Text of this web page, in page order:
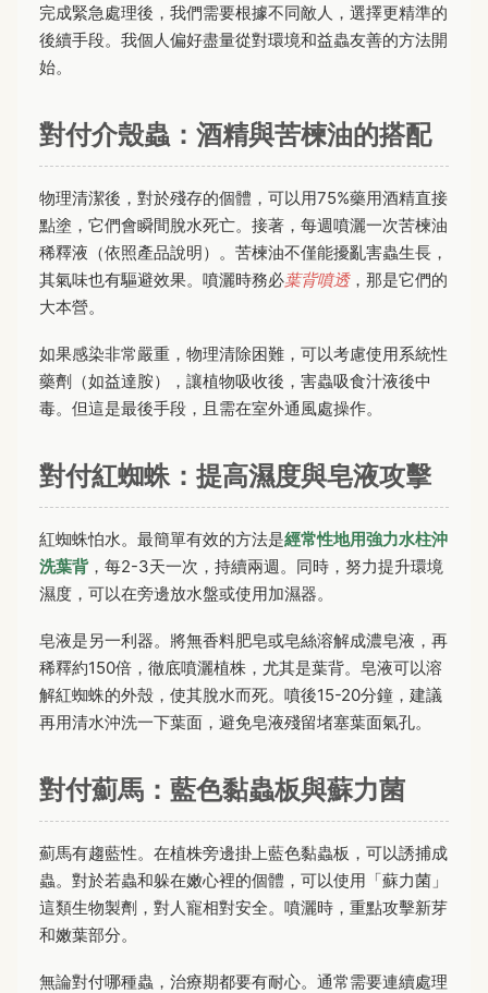
完成緊急處理後，我們需要根據不同敵人，選擇更精準的
後續手段。我個人偏好盡量從對環境和益蟲友善的方法開
始。
對付介殼蟲：酒精與苦楝油的搭配
物理清潔後，對於殘存的個體，可以用75%藥用酒精直接
點塗，它們會瞬間脫水死亡。接著，每週噴灑一次苦楝油
稀釋液（依照產品說明）。苦楝油不僅能擾亂害蟲生長，
其氣味也有驅避效果。噴灑時務必葉背噴透，那是它們的
大本營。
如果感染非常嚴重，物理清除困難，可以考慮使用系統性
藥劑（如益達胺），讓植物吸收後，害蟲吸食汁液後中
毒。但這是最後手段，且需在室外通風處操作。
對付紅蜘蛛：提高濕度與皂液攻擊
紅蜘蛛怕水。最簡單有效的方法是經常性地用強力水柱沖
洗葉背，每2-3天一次，持續兩週。同時，努力提升環境
濕度，可以在旁邊放水盤或使用加濕器。
皂液是另一利器。將無香料肥皂或皂絲溶解成濃皂液，再
稀釋約150倍，徹底噴灑植株，尤其是葉背。皂液可以溶
解紅蜘蛛的外殼，使其脫水而死。噴後15-20分鐘，建議
再用清水沖洗一下葉面，避免皂液殘留堵塞葉面氣孔。
對付薊馬：藍色黏蟲板與蘇力菌
薊馬有趨藍性。在植株旁邊掛上藍色黏蟲板，可以誘捕成
蟲。對於若蟲和躲在嫩心裡的個體，可以使用「蘇力菌」
這類生物製劑，對人寵相對安全。噴灑時，重點攻擊新芽
和嫩葉部分。
無論對付哪種蟲，治療期都要有耐心。通常需要連續處理